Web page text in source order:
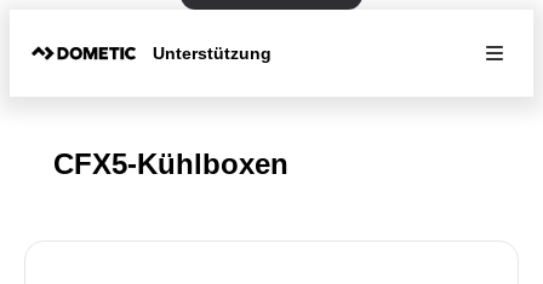
Unterstützung
CFX5-Kühlboxen